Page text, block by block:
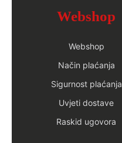
Webshop
Webshop
Način plaćanja
Sigurnost plaćanja
Uvjeti dostave
Raskid ugovora